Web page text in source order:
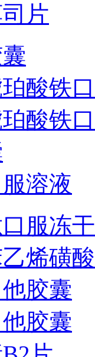
片
酸铁
酸铁
溶液
服冻
烯磺
胶囊
胶囊